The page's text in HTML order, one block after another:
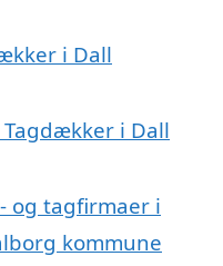
i Dall
i Dall
og tagfirmaer i
kommune